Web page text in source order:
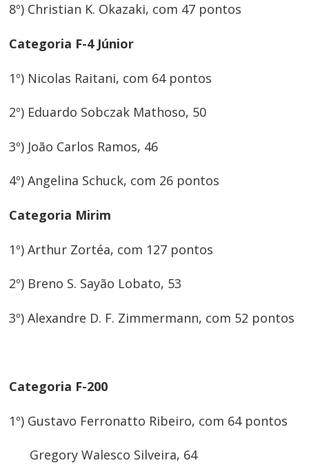
8º) Christian K. Okazaki, com 47 pontos
Categoria F-4 Júnior
1º) Nicolas Raitani, com 64 pontos
2º) Eduardo Sobczak Mathoso, 50
3º) João Carlos Ramos, 46
4º) Angelina Schuck, com 26 pontos
Categoria Mirim
1º) Arthur Zortéa, com 127 pontos
2º) Breno S. Sayão Lobato, 53
3º) Alexandre D. F. Zimmermann, com 52 pontos
Categoria F-200
1º) Gustavo Ferronatto Ribeiro, com 64 pontos
Gregory Walesco Silveira, 64